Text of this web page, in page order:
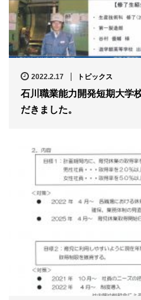
2022.2.17 トピックス
石川職業能力開発短期大学
だきました。